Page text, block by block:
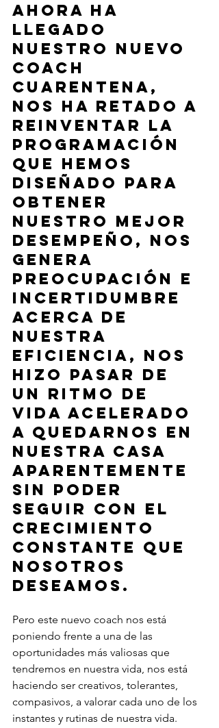
Ahora ha
llegado
nuestro nuevo
Coach
Cuarentena,
nos ha retado a
reinventar la
programación
que hemos
diseñado para
obtener
nuestro mejor
desempeño, nos
genera
preocupación e
incertidumbre
acerca de
nuestra
eficiencia, nos
hizo pasar de
un ritmo de
vida acelerado
a quedarnos en
nuestra casa
aparentemente
sin poder
seguir con el
crecimiento
constante que
nosotros
deseamos.
Pero este nuevo coach nos está
poniendo frente a una de las
oportunidades más valiosas que
tendremos en nuestra vida, nos está
haciendo ser creativos, tolerantes,
compasivos, a valorar cada uno de los
instantes y rutinas de nuestra vida.